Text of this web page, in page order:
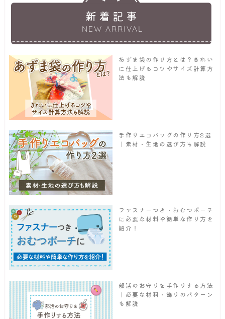
新着記事
NEW ARRIVAL
あずま袋の作り方とは？きれい
に仕上げるコツやサイズ計算方
法も解説
手作りエコバッグの作り方2選
｜素材・生地の選び方も解説
ファスナーつき・おむつポーチ
に必要な材料や簡単な作り方を
紹介！
部活のお守りを手作りする方法
｜必要な材料・飾りのパターン
も解説